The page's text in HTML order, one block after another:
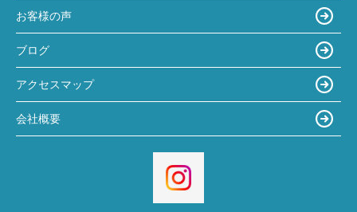
お客様の声
ブログ
アクセスマップ
会社概要